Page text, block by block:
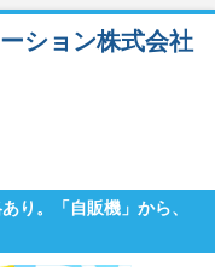
ション株式会社
り。「自販機」から、